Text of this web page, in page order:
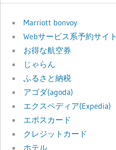
Marriott bonvoy
Webサービス系予約サイト
お得な航空券
じゃらん
ふるさと納税
アゴダ(agoda)
エクスペディア(Expedia)
エポスカード
クレジットカード
ホテル